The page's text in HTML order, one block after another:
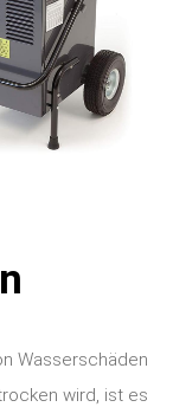
Wasserschäden
wird, ist es